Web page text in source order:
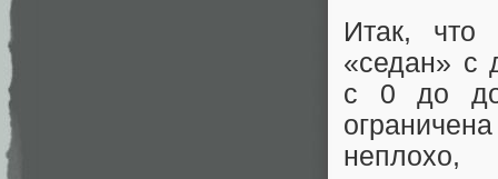
Итак, что
«седан» с
с 0 до до
неплохо,